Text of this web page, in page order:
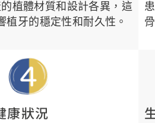
植體材質和設計各異，這
植牙的穩定性和耐久性。
康狀況